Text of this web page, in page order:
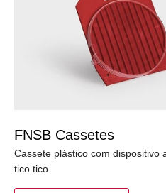
FNSB Cassetes
Cassete plástico com dispositivo
tico tico